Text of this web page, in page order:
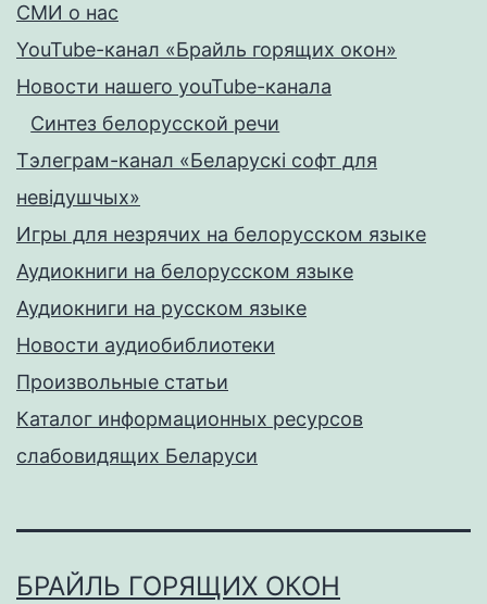
СМИ о нас
YouTube-канал «Брайль горящих окон»
Новости нашего youTube-канала
Синтез белорусской речи
Тэлеграм-канал «Беларускі софт для
невідушчых»
Игры для незрячих на белорусском языке
Аудиокниги на белорусском языке
Аудиокниги на русском языке
Новости аудиобиблиотеки
Произвольные статьи
Каталог информационных ресурсов
слабовидящих Беларуси
БРАЙЛЬ ГОРЯЩИХ ОКОН